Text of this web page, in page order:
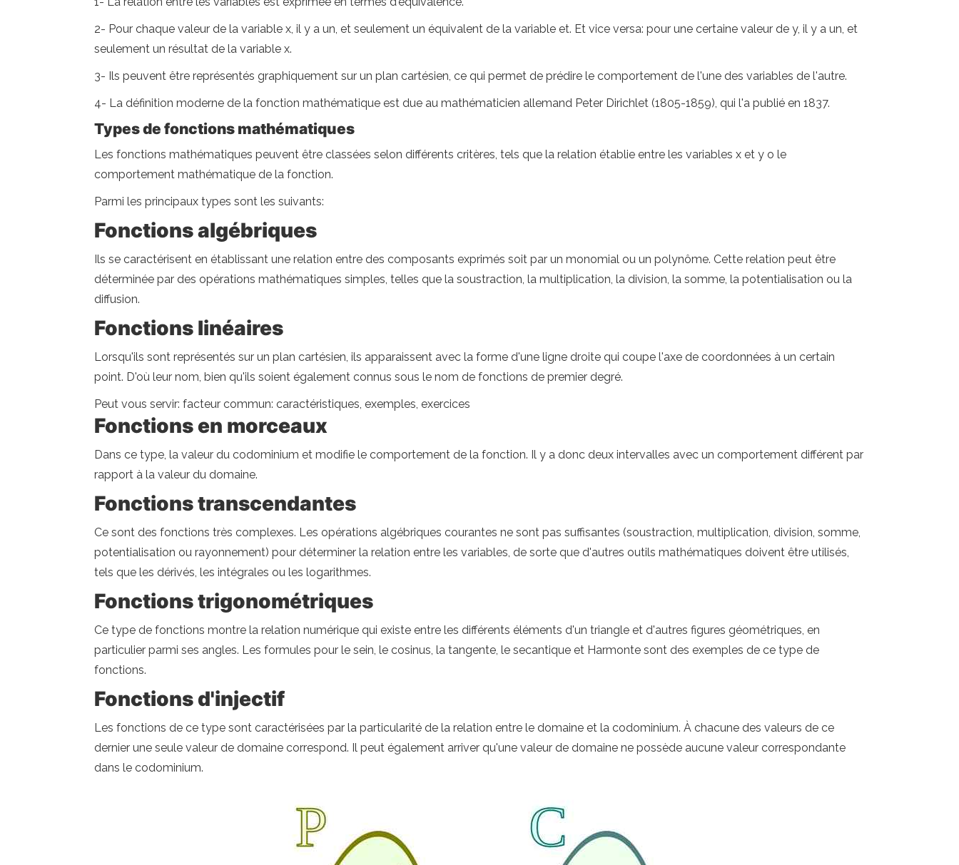
2- Pour chaque valeur de la variable x, il y a un, et seulement un équivalent de la variable et. Et vice versa: pour une certaine valeur de y, il y a un, et
seulement un résultat de la variable x.
3- Ils peuvent être représentés graphiquement sur un plan cartésien, ce qui permet de prédire le comportement de l'une des variables de l'autre.
4- La définition moderne de la fonction mathématique est due au mathématicien allemand Peter Dirichlet (1805-1859), qui l'a publié en 1837.
Types de fonctions mathématiques
Les fonctions mathématiques peuvent être classées selon différents critères, tels que la relation établie entre les variables x et y o le
comportement mathématique de la fonction.
Parmi les principaux types sont les suivants:
Fonctions algébriques
Ils se caractérisent en établissant une relation entre des composants exprimés soit par un monomial ou un polynôme. Cette relation peut être
déterminée par des opérations mathématiques simples, telles que la soustraction, la multiplication, la division, la somme, la potentialisation ou la
diffusion.
Fonctions linéaires
Lorsqu'ils sont représentés sur un plan cartésien, ils apparaissent avec la forme d'une ligne droite qui coupe l'axe de coordonnées à un certain
point. D'où leur nom, bien qu'ils soient également connus sous le nom de fonctions de premier degré.
Peut vous servir: facteur commun: caractéristiques, exemples, exercices
Fonctions en morceaux
Dans ce type, la valeur du codominium et modifie le comportement de la fonction. Il y a donc deux intervalles avec un comportement différent par
rapport à la valeur du domaine.
Fonctions transcendantes
Ce sont des fonctions très complexes. Les opérations algébriques courantes ne sont pas suffisantes (soustraction, multiplication, division, somme,
potentialisation ou rayonnement) pour déterminer la relation entre les variables, de sorte que d'autres outils mathématiques doivent être utilisés,
tels que les dérivés, les intégrales ou les logarithmes.
Fonctions trigonométriques
Ce type de fonctions montre la relation numérique qui existe entre les différents éléments d'un triangle et d'autres figures géométriques, en
particulier parmi ses angles. Les formules pour le sein, le cosinus, la tangente, le secantique et Harmonte sont des exemples de ce type de
fonctions.
Fonctions d'injectif
Les fonctions de ce type sont caractérisées par la particularité de la relation entre le domaine et la codominium. À chacune des valeurs de ce
dernier une seule valeur de domaine correspond. Il peut également arriver qu'une valeur de domaine ne possède aucune valeur correspondante
dans le codominium.